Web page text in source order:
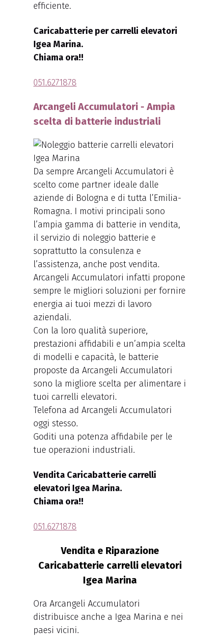
efficiente.
Caricabatterie per carrelli elevatori
Igea Marina.
Chiama ora!!
051.6271878
Arcangeli Accumulatori - Ampia
scelta di batterie industriali
Da sempre Arcangeli Accumulatori è
scelto come partner ideale dalle
aziende di Bologna e di tutta l’Emilia-
Romagna. I motivi principali sono
l’ampia gamma di batterie in vendita,
il servizio di noleggio batterie e
soprattutto la consulenza e
l’assistenza, anche post vendita.
Arcangeli Accumulatori infatti propone
sempre le migliori soluzioni per fornire
energia ai tuoi mezzi di lavoro
aziendali.
Con la loro qualità superiore,
prestazioni affidabili e un’ampia scelta
di modelli e capacità, le batterie
proposte da Arcangeli Accumulatori
sono la migliore scelta per alimentare i
tuoi carrelli elevatori.
Telefona ad Arcangeli Accumulatori
oggi stesso.
Goditi una potenza affidabile per le
tue operazioni industriali.
Vendita Caricabatterie carrelli
elevatori Igea Marina.
Chiama ora!!
051.6271878
Vendita e Riparazione
Caricabatterie carrelli elevatori
Igea Marina
Ora Arcangeli Accumulatori
distribuisce anche a Igea Marina e nei
paesi vicini.